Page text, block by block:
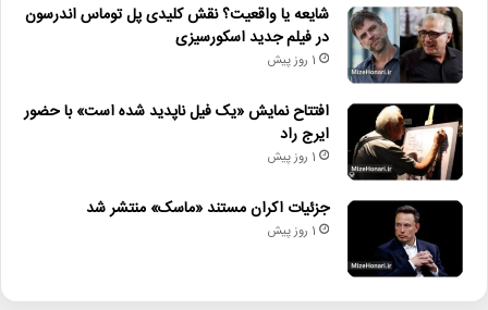
شایعه یا واقعیت؟ نقش کلیدی پل توماس اندرسون
در فیلم جدید اسکورسیزی
1 روز پیش
افتتاح نمایش «یک فیل ناپدید شده است» با حضور
ایرج راد
1 روز پیش
جزئیات اکران مستند «ماسک» منتشر شد
1 روز پیش